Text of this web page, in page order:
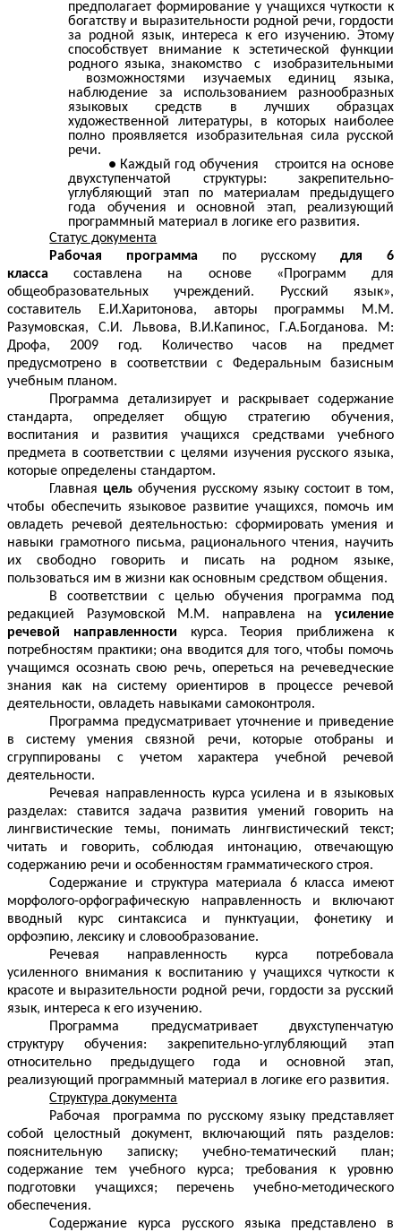
предполагает формирование у учащихся чуткости к
богатству и выразительности родной речи, гордости
за родной язык, интереса к его изучению. Этому
способствует внимание к эстетической функции
родного языка, знакомство с изобразительными
возможностями изучаемых единиц языка,
наблюдение за использованием разнообразных
языковых средств в лучших образцах
художественной литературы, в которых наиболее
полно проявляется изобразительная сила русской
речи.
Каждый год обучения строится на основе
двухступенчатой структуры: закрепительно-
углубляющий этап по материалам предыдущего
года обучения и основной этап, реализующий
программный материал в логике его развития.
Статус документа
Рабочая программа по русскомудля 6
класса составлена на основе «Программ для
общеобразовательных учреждений. Русский язык»,
составитель Е.И.Харитонова, авторы программы М.М.
Разумовская, С.И. Львова, В.И.Капинос, Г.А.Богданова. М:
Дрофа, 2009 год. Количество часов на предмет
предусмотрено в соответствии с Федеральным базисным
учебным планом.
Программа детализирует и раскрывает содержание
стандарта, определяет общую стратегию обучения,
воспитания и развития учащихся средствами учебного
предмета в соответствии с целями изучения русского языка,
которые определены стандартом.
Главнаяцельобучения русскому языку состоит в том,
чтобы обеспечить языковое развитие учащихся, помочь им
овладеть речевой деятельностью: сформировать умения и
навыки грамотного письма, рационального чтения, научить
их свободно говорить и писать на родном языке,
пользоваться им в жизни как основным средством общения.
В соответствии с целью обучения программа под
редакцией Разумовской М.М. направлена на усиление
речевой направленности курса. Теория приближена к
потребностям практики; она вводится для того, чтобы помочь
учащимся осознать свою речь, опереться на речеведческие
знания как на систему ориентиров в процессе речевой
деятельности, овладеть навыками самоконтроля.
Программа предусматривает уточнение и приведение
в систему умения связной речи, которые отобраны и
сгруппированы с учетом характера учебной речевой
деятельности.
Речевая направленность курса усилена и в языковых
разделах: ставится задача развития умений говорить на
лингвистические темы, понимать лингвистический текст;
читать и говорить, соблюдая интонацию, отвечающую
содержанию речи и особенностям грамматического строя.
Содержание и структура материала 6 класса имеют
морфолого-орфографическую направленность и включают
вводный курс синтаксиса и пунктуации, фонетику и
орфоэпию, лексику и словообразование.
Речевая направленность курса потребовала
усиленного внимания к воспитанию у учащихся чуткости к
красоте и выразительности родной речи, гордости за русский
язык, интереса к его изучению.
Программа предусматривает двухступенчатую
структуру обучения: закрепительно-углубляющий этап
относительно предыдущего года и основной этап,
реализующий программный материал в логике его развития.
Структура документа
Рабочая программа по русскому языку представляет
собой целостный документ, включающий пять разделов:
пояснительную записку; учебно-тематический план;
содержание тем учебного курса; требования к уровню
подготовки учащихся; перечень учебно-методического
обеспечения.
Содержание курса русского языка представлено в